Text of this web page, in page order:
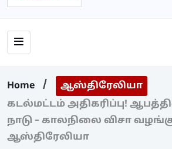
Home
ஆஸ்திரேலியா
கடல்மட்டம் அதிகரிப்பு!
நாடு – காலநிலை விசா
ஆஸ்திரேலியா